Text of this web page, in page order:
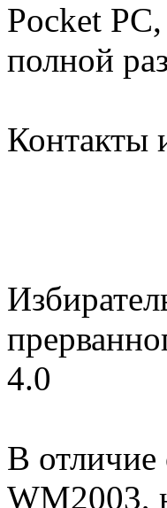
Pocket
полной
Контакты
4.0
В отличие
WM2003,